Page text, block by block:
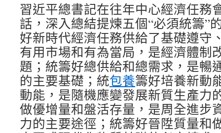
習近平總書記在往年中心經濟任務
話，深入總結提煉五個“必須統籌”
好新時代經濟任務供給了基礎遵守
有用市場和有為當局，是經濟體制
題；統籌好總供給和總需求，是暢
的主要基礎；統包養籌好培養新動
動能，是隨機應變發展新質生產力
做優增量和盤活存量，是周全進步
力的主要途徑；統籌好晉陞質量和